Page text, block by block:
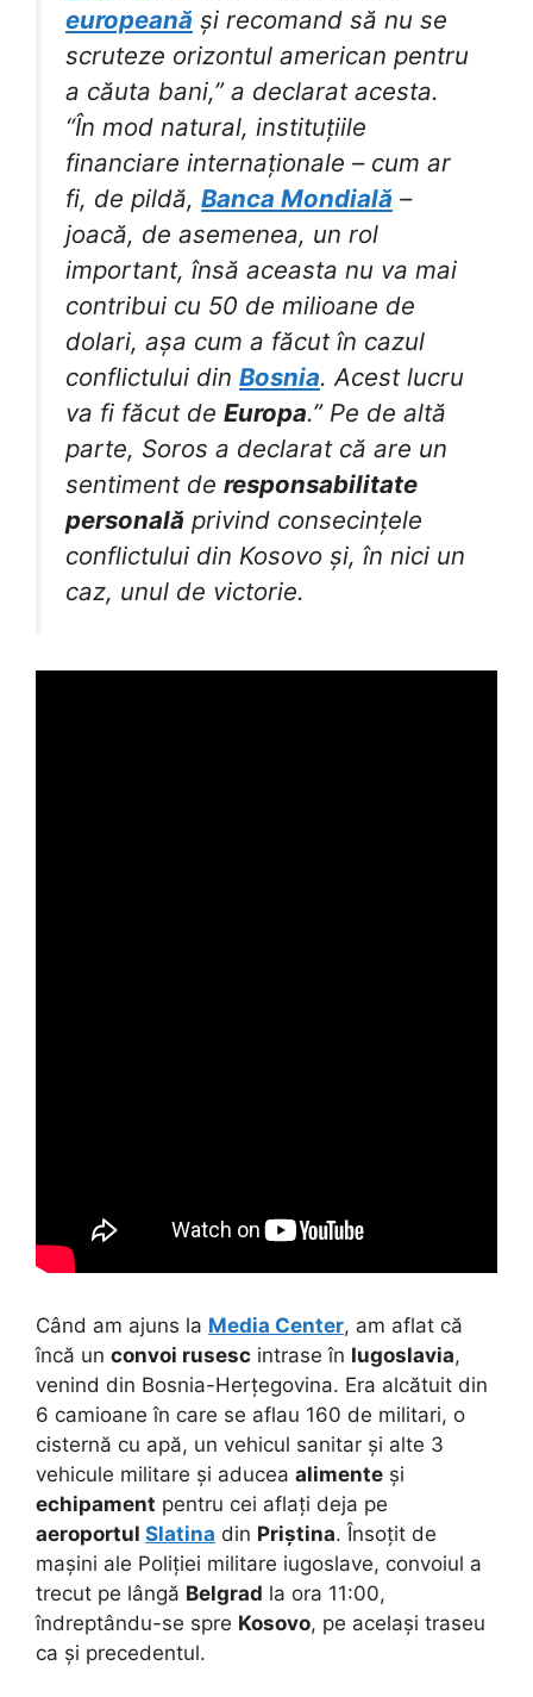
europeană și recomand să nu se
scruteze orizontul american pentru
a căuta bani,” a declarat acesta.
“În mod natural, instituțiile
financiare internaționale – cum ar
fi, de pildă, Banca Mondială –
joacă, de asemenea, un rol
important, însă aceasta nu va mai
contribui cu 50 de milioane de
dolari, așa cum a făcut în cazul
conflictului din Bosnia. Acest lucru
va fi făcut de Europa.” Pe de altă
parte, Soros a declarat că are un
sentiment de responsabilitate
personală privind consecințele
conflictului din Kosovo și, în nici un
caz, unul de victorie.
Când am ajuns la Media Center, am aflat că
încă un convoi rusesc intrase în Iugoslavia,
venind din Bosnia-Herțegovina. Era alcătuit din
6 camioane în care se aflau 160 de militari, o
cisternă cu apă, un vehicul sanitar și alte 3
vehicule militare și aducea alimente și
echipament pentru cei aflați deja pe
aeroportul Slatina din Priștina. Însoțit de
mașini ale Poliției militare iugoslave, convoiul a
trecut pe lângă Belgrad la ora 11:00,
îndreptându-se spre Kosovo, pe același traseu
ca și precedentul.